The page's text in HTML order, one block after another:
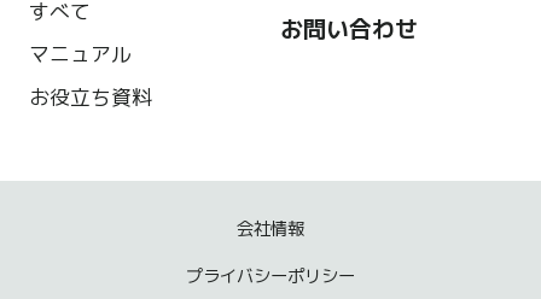
すべて
マニュアル
お役立ち資料
お問い合わせ
会社情報
プライバシーポリシー